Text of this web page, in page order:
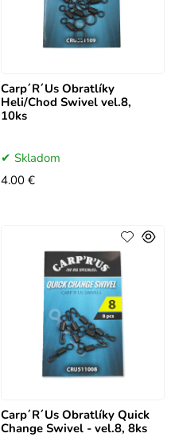
Carp´R´Us Obratlíky
Heli/Chod Swivel vel.8,
10ks
Skladom
4.00 €
Carp´R´Us Obratlíky Quick
Change Swivel - vel.8, 8ks